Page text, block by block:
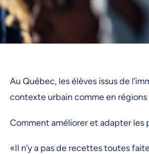
Au Québec, les élèves issus de
contexte urbain comme en régions
Comment améliorer et adapter
«Il n’y a pas de recettes toutes